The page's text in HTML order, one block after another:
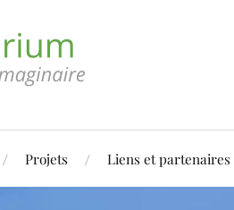
Projets Liens et partenaires